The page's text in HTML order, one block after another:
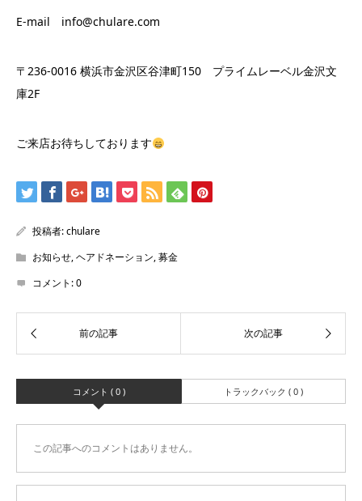
E-mail info@chulare.com
〒236-0016 横浜市金沢区谷津町150 プライムレーベル金沢文
庫2F
ご来店お待ちしております
投稿者:chulare
お知らせ,ヘアドネーション,募金
コメント:0
コメント ( 0 ) トラックバック ( 0 )
この記事へのコメントはありません。